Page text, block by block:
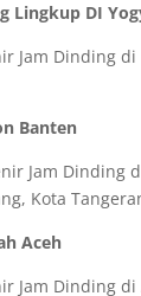
Lingkup DI
Jam Dinding
Banten
Jam Dinding
Kota
Aceh
Jam Dinding